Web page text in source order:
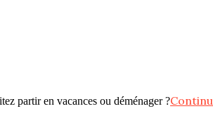
partir en vacances ou déménager ?